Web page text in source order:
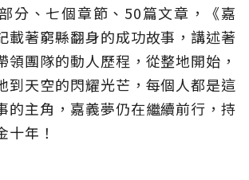
分、七個章節、50篇文章，《嘉
載著窮縣翻身的成功故事，講述著
領團隊的動人歷程，從整地開始，
到天空的閃耀光芒，每個人都是這
的主角，嘉義夢仍在繼續前行，持
十年！